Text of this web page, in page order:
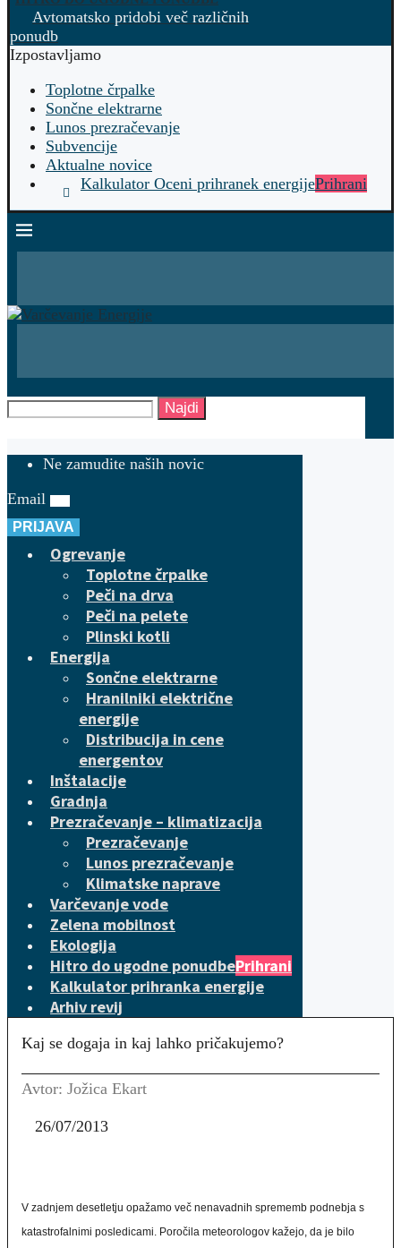
Avtomatsko pridobi več različnih
ponudb
Izpostavljamo
Toplotne črpalke
Sončne elektrarne
Lunos prezračevanje
Subvencije
Aktualne novice
Kalkulator Oceni prihranek energijePrihrani
Najdi
Ne zamudite naših novic
Email
PRIJAVA
Ogrevanje
Toplotne črpalke
Peči na drva
Peči na pelete
Plinski kotli
Energija
Sončne elektrarne
Hranilniki električne
energije
Distribucija in cene
energentov
Inštalacije
Gradnja
Prezračevanje – klimatizacija
Prezračevanje
Lunos prezračevanje
Klimatske naprave
Varčevanje vode
Zelena mobilnost
Ekologija
Hitro do ugodne ponudbePrihrani
Kalkulator prihranka energije
Arhiv revij
Kaj se dogaja in kaj lahko pričakujemo?
Avtor: Jožica Ekart
26/07/2013
V zadnjem desetletju opažamo več nenavadnih sprememb podnebja s
katastrofalnimi posledicami. Poročila meteorologov kažejo, da je bilo